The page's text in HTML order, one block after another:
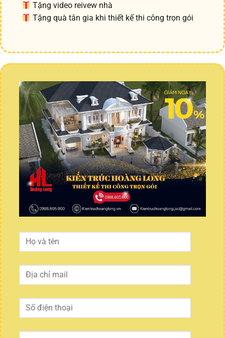
Tặng video reivew nhà
Tặng quà tân gia khi thiết kế thi công trọn gói